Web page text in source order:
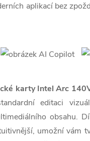
aplikací bez
karty Intel Arc
editaci
obsahu.
umožní vám